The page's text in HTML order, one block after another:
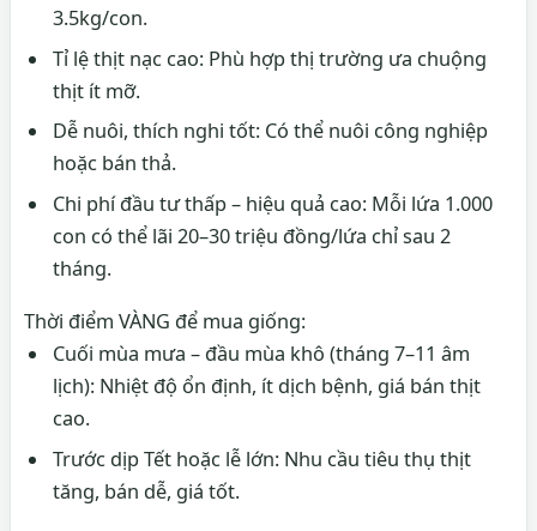
3.5kg/con.
Tỉ lệ thịt nạc cao: Phù hợp thị trường ưa chuộng
thịt ít mỡ.
Dễ nuôi, thích nghi tốt: Có thể nuôi công nghiệp
hoặc bán thả.
Chi phí đầu tư thấp – hiệu quả cao: Mỗi lứa 1.000
con có thể lãi 20–30 triệu đồng/lứa chỉ sau 2
tháng.
Thời điểm VÀNG để mua giống:
Cuối mùa mưa – đầu mùa khô (tháng 7–11 âm
lịch): Nhiệt độ ổn định, ít dịch bệnh, giá bán thịt
cao.
Trước dịp Tết hoặc lễ lớn: Nhu cầu tiêu thụ thịt
tăng, bán dễ, giá tốt.